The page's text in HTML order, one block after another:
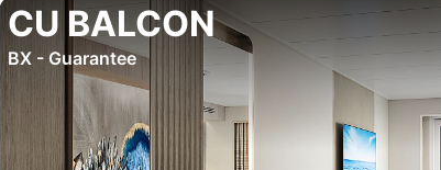
CU BALCON
BX - Guarantee